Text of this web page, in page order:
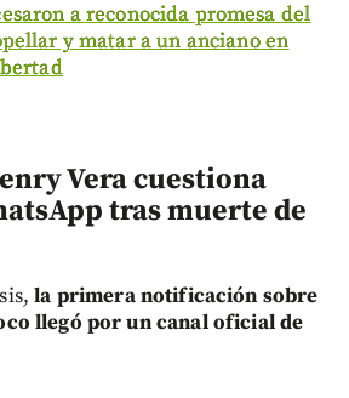
a reconocida promesa del
y matar a un anciano en
Vera cuestiona
tras muerte de
la primera notificación sobre
llegó por un canal oficial de